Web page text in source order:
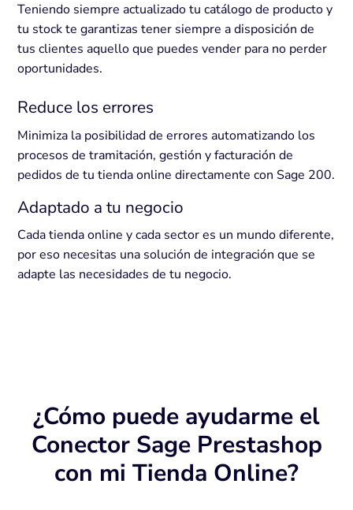
Teniendo siempre actualizado tu catálogo de producto y
tu stock te garantizas tener siempre a disposición de
tus clientes aquello que puedes vender para no perder
oportunidades.
Reduce los errores
Minimiza la posibilidad de errores automatizando los
procesos de tramitación, gestión y facturación de
pedidos de tu tienda online directamente con Sage 200.
Adaptado a tu negocio
Cada tienda online y cada sector es un mundo diferente,
por eso necesitas una solución de integración que se
adapte las necesidades de tu negocio.
¿Cómo puede ayudarme el
Conector Sage Prestashop
con mi Tienda Online?